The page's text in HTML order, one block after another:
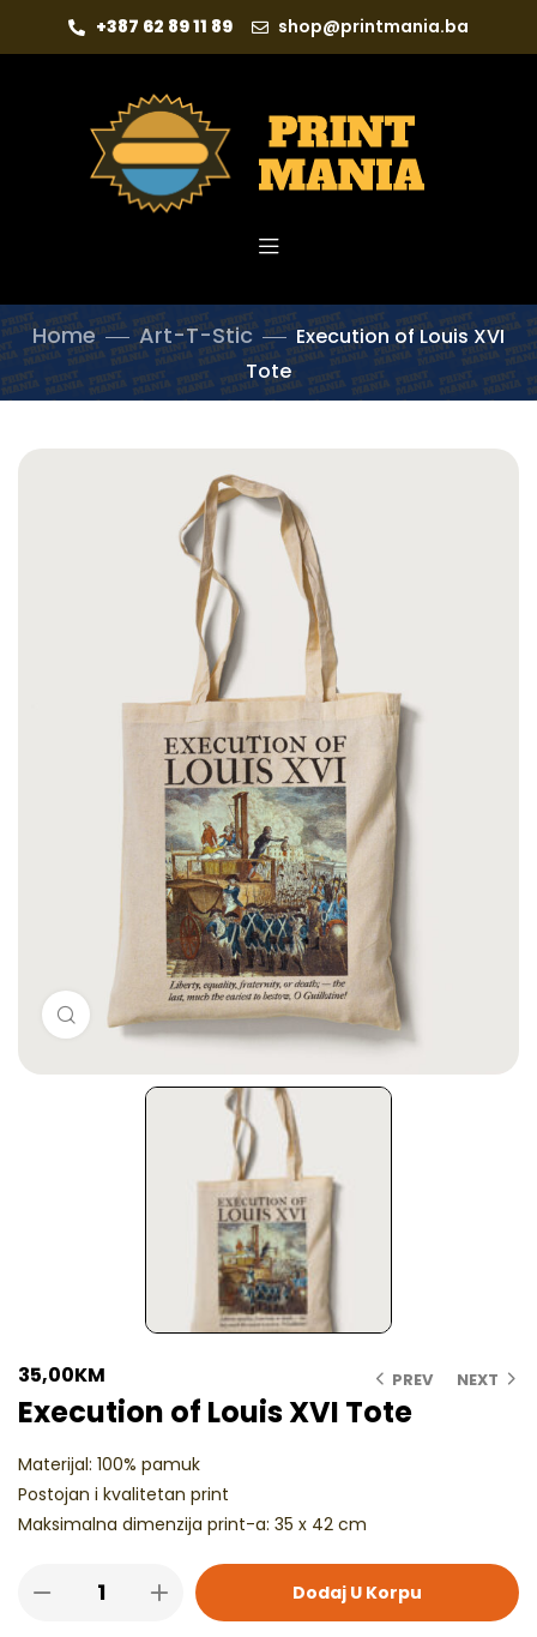
+387 62 89 11 89 shop@printmania.ba
Home Art-T-Stic
Execution of Louis XVI
Tote
Click to enlarge
PREV NEXT
35,00KM
Execution of Louis XVI Tote
Materijal: 100% pamuk
Postojan i kvalitetan print
Maksimalna dimenzija print-a: 35 x 42 cm
Dodaj U Korpu